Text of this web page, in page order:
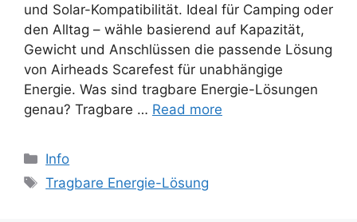
und Solar-Kompatibilität. Ideal für Camping oder
den Alltag – wähle basierend auf Kapazität,
Gewicht und Anschlüssen die passende Lösung
von Airheads Scarefest für unabhängige
Energie. Was sind tragbare Energie-Lösungen
genau? Tragbare … Read more
Categories
Info
Tags
Tragbare Energie-Lösung